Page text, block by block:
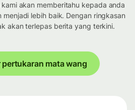
akan memberitahu kepada anda
lebih baik. Dengan ringkasan
akan terlepas berita yang terkini.
pertukaran mata wang